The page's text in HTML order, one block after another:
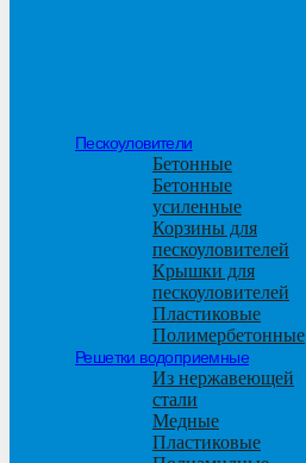
Пескоуловители
Бетонные
Бетонные
усиленные
Корзины для
пескоуловителей
Крышки для
пескоуловителей
Пластиковые
Полимербетонные
Решетки водоприемные
Из нержавеющей
стали
Медные
Пластиковые